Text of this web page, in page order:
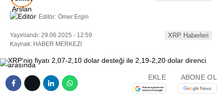
Editör: Ömer Ergin
Yayınlandı: 29.06.2025 - 12:59
Kaynak: HABER MERKEZI
XRP Haberleri
EKLE ABONE OL